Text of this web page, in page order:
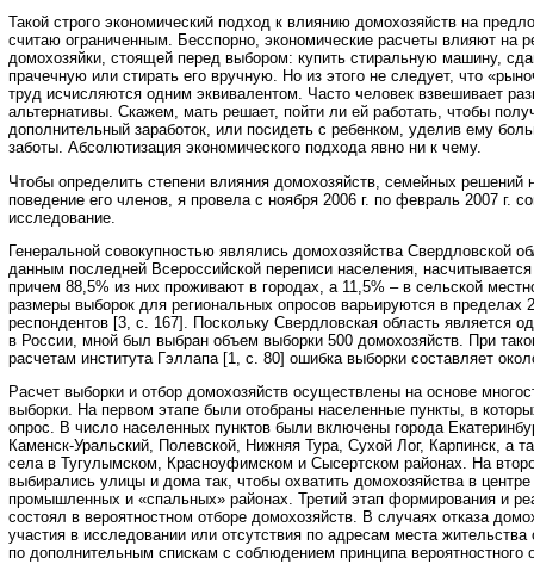
Такой строго экономический подход к влиянию домохозяйств на
считаю ограниченным. Бесспорно, экономические расчеты влияют на
домохозяйки, стоящей перед выбором: купить стиральную машину,
прачечную или стирать его вручную. Но из этого не следует, что
труд исчисляются одним эквивалентом. Часто человек взвешивает
альтернативы. Скажем, мать решает, пойти ли ей работать, чтобы
дополнительный заработок, или посидеть с ребенком, уделив ему
заботы. Абсолютизация экономического подхода явно ни к чему.
Чтобы определить степени влияния домохозяйств, семейных решений
поведение его членов, я провела с ноября 2006 г. по февраль 2007 г.
исследование.
Генеральной совокупностью являлись домохозяйства Свердловской
данным последней Всероссийской переписи населения,
причем 88,5% из них проживают в городах, а 11,5% – в сельской
размеры выборок для региональных опросов варьируются в пределах
респондентов [3, с. 167]. Поскольку Свердловская область является
в России, мной был выбран объем выборки 500 домохозяйств. При
расчетам института Гэллапа [1, с. 80] ошибка выборки составляет
Расчет выборки и отбор домохозяйств осуществлены на основе
выборки. На первом этапе были отобраны населенные пункты, в
опрос. В число населенных пунктов были включены города
Каменск-Уральский, Полевской, Нижняя Тура, Сухой Лог, Карпинск, а
села в Тугулымском, Красноуфимском и Сысертском районах. На
выбирались улицы и дома так, чтобы охватить домохозяйства в центре
промышленных и «спальных» районах. Третий этап формирования и
состоял в вероятностном отборе домохозяйств. В случаях отказа
участия в исследовании или отсутствия по адресам места жительства
по дополнительным спискам с соблюдением принципа вероятностного